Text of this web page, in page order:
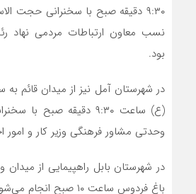
۹:۳۰ دقیقه صبح با سخنرانی حجت
نسب معاون ارتباطات مردمی نهاد
بود.
در شهرستان آمل نیز از میدان قائم به
(ع) ساعت ۹:۳۰ دقیقه صبح
وحدتی مشاور فرهنگی وزیر کار و امور
در شهرستان بابل راهپیمایی از
باغ فردوس ساعت ۱۰ صبح انجام می‌شود.